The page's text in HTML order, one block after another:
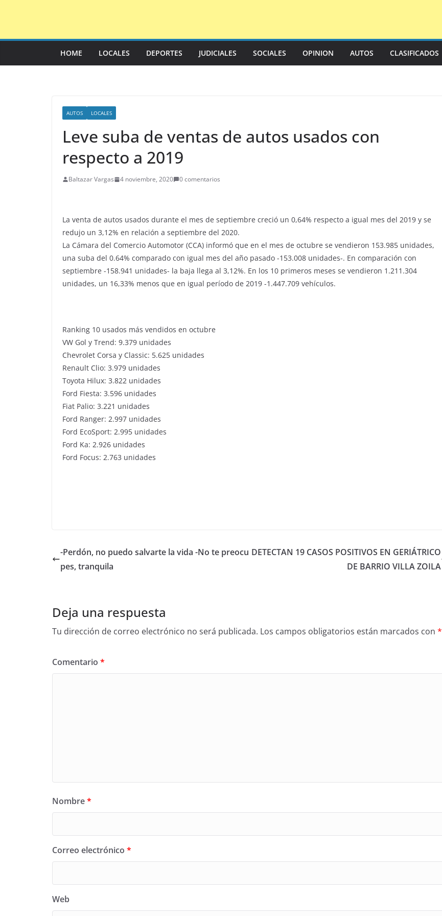
HOME LOCALES DEPORTES JUDICIALES SOCIALES OPINION AUTOS CLASIFICADOS
AUTOS LOCALES
Leve suba de ventas de autos usados con
respecto a 2019
Baltazar Vargas 4 noviembre, 2020 0 comentarios
La venta de autos usados durante el mes de septiembre creció un 0,64% respecto a igual mes del 2019 y se
redujo un 3,12% en relación a septiembre del 2020.
La Cámara del Comercio Automotor (CCA) informó que en el mes de octubre se vendieron 153.985 unidades,
una suba del 0.64% comparado con igual mes del año pasado -153.008 unidades-. En comparación con
septiembre -158.941 unidades- la baja llega al 3,12%. En los 10 primeros meses se vendieron 1.211.304
unidades, un 16,33% menos que en igual período de 2019 -1.447.709 vehículos.
Ranking 10 usados más vendidos en octubre
VW Gol y Trend: 9.379 unidades
Chevrolet Corsa y Classic: 5.625 unidades
Renault Clio: 3.979 unidades
Toyota Hilux: 3.822 unidades
Ford Fiesta: 3.596 unidades
Fiat Palio: 3.221 unidades
Ford Ranger: 2.997 unidades
Ford EcoSport: 2.995 unidades
Ford Ka: 2.926 unidades
Ford Focus: 2.763 unidades
-Perdón, no puedo salvarte la vida -No te preocu
pes, tranquila
DETECTAN 19 CASOS POSITIVOS EN GERIÁTRICO
DE BARRIO VILLA ZOILA
Deja una respuesta
Tu dirección de correo electrónico no será publicada. Los campos obligatorios están marcados con *
Comentario *
Nombre*
Correo electrónico *
Web